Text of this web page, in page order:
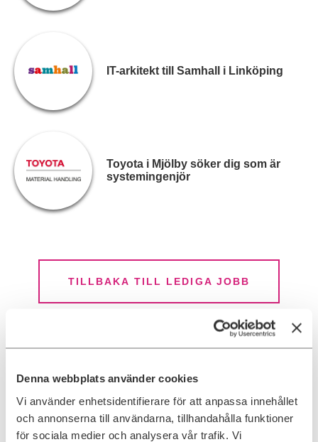
Denna webbplats använder cookies
Vi använder enhetsidentifierare för att anpassa innehållet
och annonserna till användarna, tillhandahålla funktioner
för sociala medier och analysera vår trafik. Vi
IT-arkitekt till Samhall i Linköping
Toyota i Mjölby söker dig som är
systemingenjör
TILLBAKA TILL LEDIGA JOBB
inom områden som Tech,Data & Analytics,IT Security och Digital
Commerce. Här finns goda möjligheter att ta nästa steg i karriären inom en
stad där forskning, innovation och näringsliv möts.